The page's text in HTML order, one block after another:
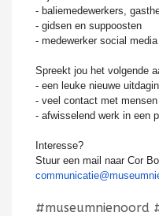
- baliemedewerkers,
- gidsen en suppoosten
- medewerker social media
Spreekt jou het volgende
- een leuke nieuwe
- veel contact met mensen
- afwisselend werk in een
Interesse?
Stuur een mail naar Cor
#museumnienoord